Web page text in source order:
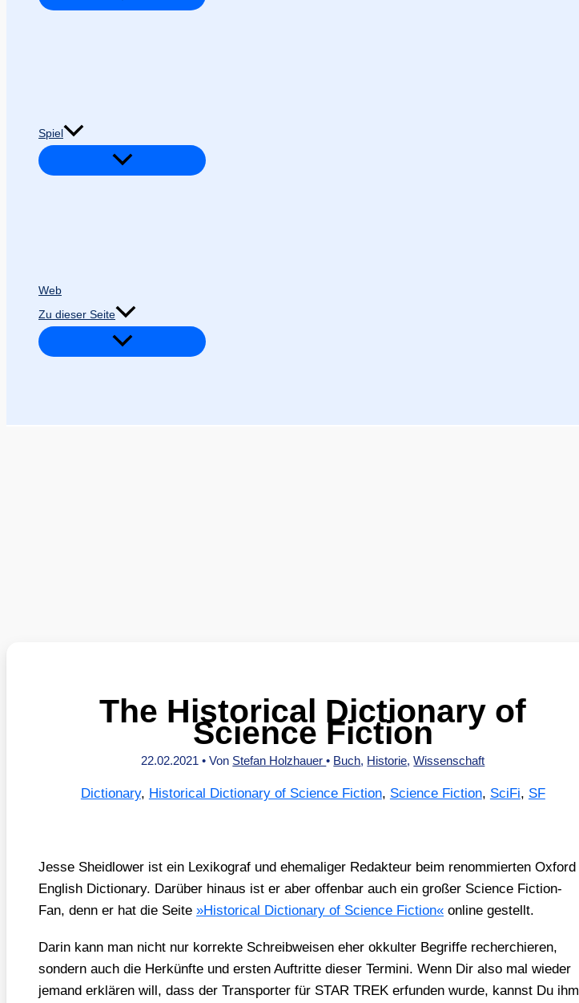
Spiel
Web
Zu dieser Seite
The Historical Dictionary of
Science Fiction
22.02.2021• Von Stefan Holzhauer• Buch, Historie,Wissenschaft
Dictionary, Historical Dictionary of Science Fiction, Science Fiction, SciFi, SF
Jes­se Sheid­lower ist ein Lexi­ko­graf und ehe­ma­li­ger Redak­teur beim renom­mier­ten Oxford
Eng­lish Dic­tion­a­ry. Dar­über hin­aus ist er aber offen­bar auch ein gro­ßer Sci­ence Fic­tion-
Fan, denn er hat die Sei­te »His­to­ri­cal Dic­tion­a­ry of Sci­ence Fic­tion« online gestellt.
Dar­in kann man nicht nur kor­rek­te Schreib­wei­sen eher okkul­ter Begrif­fe recher­chie­ren,
son­dern auch die Her­künf­te und ers­ten Auf­trit­te die­ser Ter­mi­ni. Wenn Dir also mal wie­der
jemand erklä­ren will, dass der Trans­por­ter für STAR TREK erfun­den wur­de, kannst Du ihm